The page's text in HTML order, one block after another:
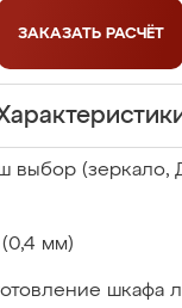
ЗАКАЗАТЬ РАСЧЁТ
выбор (зеркало,
(0,4 мм)
шкафа